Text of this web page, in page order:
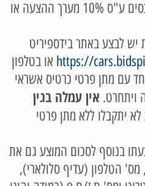
לפקודת כונס הנכסים ע"ס 10% מערך ההצעה או
יש לבצע באתר בידספיריט
https:// או בטלפון
3744453 יחד עם מתן פרטי כרטיס אשראי
ויתחרט. אין עמלה בגין
יתקבלו ללא מתן פרטי
בנוסף לסכום המוצע גם את
הטלפון (עדיף סלולארי),